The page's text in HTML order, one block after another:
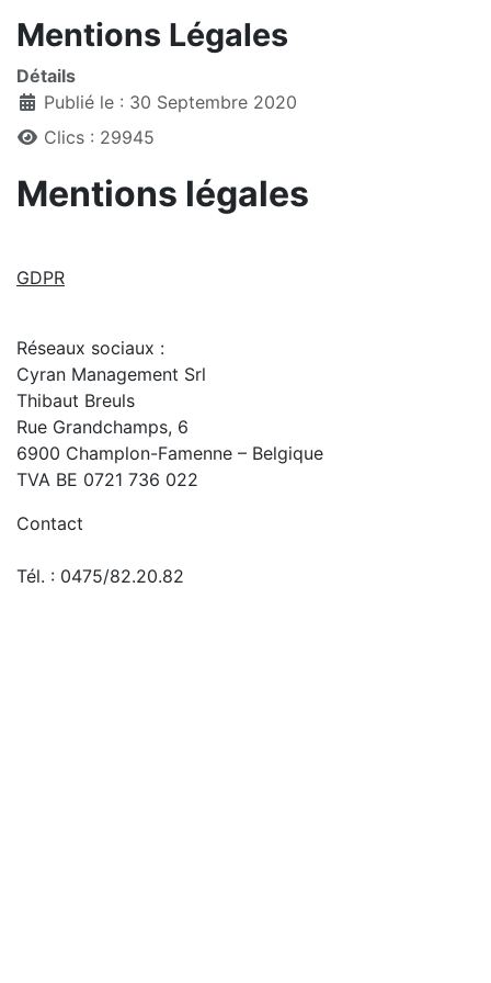
Mentions Légales
Détails
Publié le : 30 Septembre 2020
Clics : 29945
Mentions légales
GDPR
Réseaux sociaux :
Cyran Management Srl
Thibaut Breuls
Rue Grandchamps, 6
6900 Champlon-Famenne – Belgique
TVA BE 0721 736 022
Contact
Tél. : 0475/82.20.82